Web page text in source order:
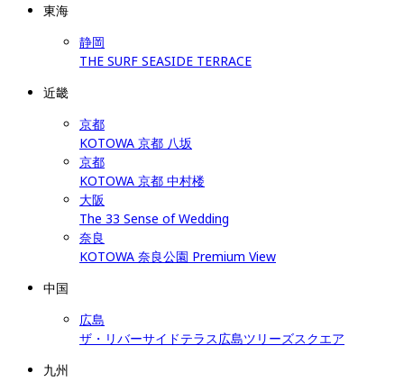
東海
静岡
THE SURF SEASIDE TERRACE
近畿
京都
KOTOWA 京都 八坂
京都
KOTOWA 京都 中村楼
大阪
The 33 Sense of Wedding
奈良
KOTOWA 奈良公園 Premium View
中国
広島
ザ・リバーサイドテラス広島ツリーズスクエア
九州